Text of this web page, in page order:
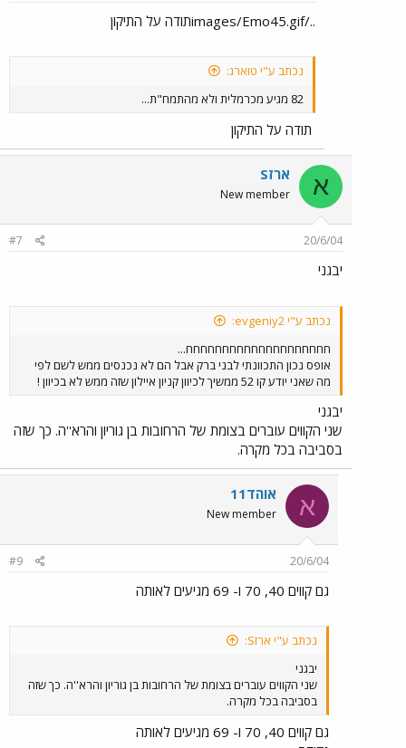
../images/Emo45.gifתודה על התיקון
נכתב ע"י טוארג:
82 מגיע מכרמלית ולא מהתמח"ת...
תודה על התיקון
א ארזS
New member
20/6/04
#7
יבגני
נכתב ע"י evgeniy2:
חחחחחחחחחחחחחחחחחחחח...
אופס נכון התכוונתי לבני ברק אבל הם לא נכנסים ממש לשם לפי
מה שאני יודע קו 52 ממשיך לכיוון קניון איילון שזה ממש לא בכיוון !
יבגני
שני הקווים עוברים בצומת של הרחובות בן גוריון והרא''ה. כך שזה
בסביבה בכל מקרה.
א אוהד11
New member
20/6/04
#9
גם קווים 40, 70 ו- 69 מגיעים לאותה
נכתב ע"י ארזS:
יבגני
שני הקווים עוברים בצומת של הרחובות בן גוריון והרא''ה. כך שזה
בסביבה בכל מקרה.
גם קווים 40, 70 ו- 69 מגיעים לאותה